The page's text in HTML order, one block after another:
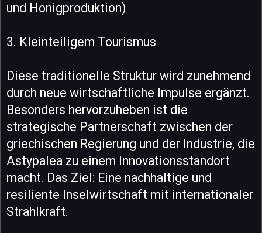
und Honigproduktion)
3. Kleinteiligem Tourismus
Diese traditionelle Struktur wird zunehmend
durch neue wirtschaftliche Impulse ergänzt.
Besonders hervorzuheben ist die
strategische Partnerschaft zwischen der
griechischen Regierung und der Industrie, die
Astypalea zu einem Innovationsstandort
macht. Das Ziel: Eine nachhaltige und
resiliente Inselwirtschaft mit internationaler
Strahlkraft.